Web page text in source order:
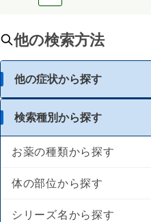
他の検索方法
他の症状から探す
検索種別から探す
お薬の種類から探す
体の部位から探す
シリーズ名から探す